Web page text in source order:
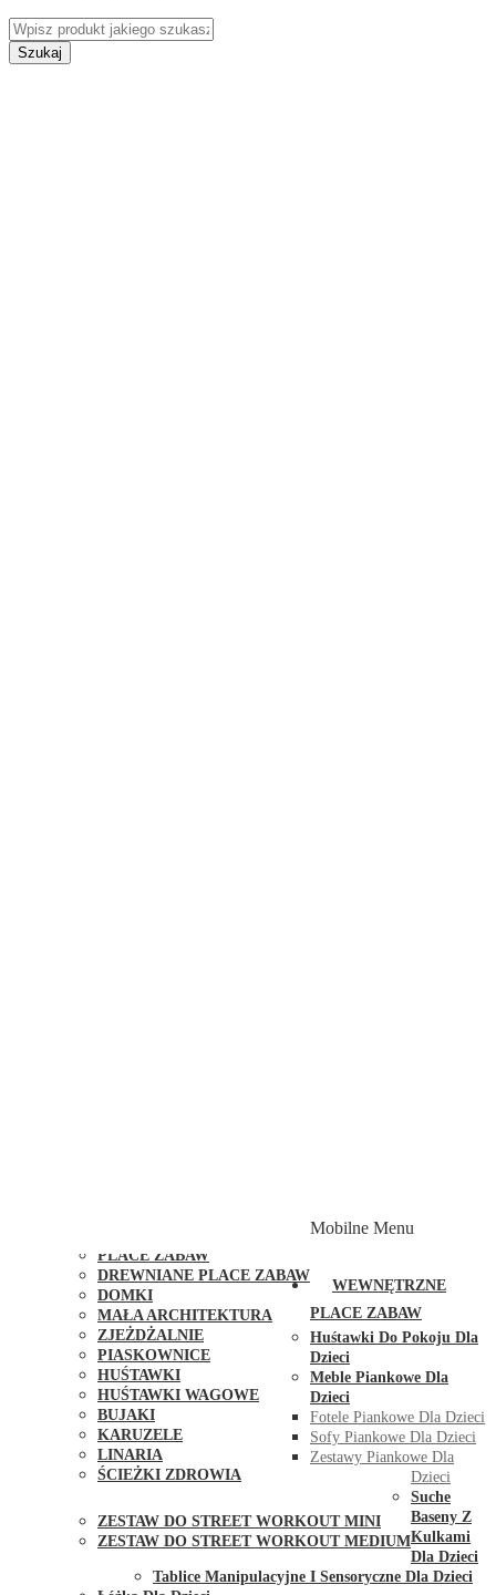
Szukaj
PLACE ZABAW
DREWNIANE PLACE ZABAW
DOMKI
MAŁA ARCHITEKTURA
ZJEŻDŻALNIE
PIASKOWNICE
HUŚTAWKI
HUŚTAWKI WAGOWE
BUJAKI
KARUZELE
LINARIA
ŚCIEŻKI ZDROWIA
ZESTAW DO STREET WORKOUT MINI
ZESTAW DO STREET WORKOUT MEDIUM
Mobilne Menu
WEWNĘTRZNE
PLACE ZABAW
Huśtawki Do Pokoju Dla
Dzieci
Meble Piankowe Dla
Dzieci
Fotele Piankowe Dla Dzieci
Sofy Piankowe Dla Dzieci
Zestawy Piankowe Dla
Dzieci
Suche
Baseny Z
Kulkami
Dla Dzieci
Tablice Manipulacyjne I Sensoryczne Dla Dzieci